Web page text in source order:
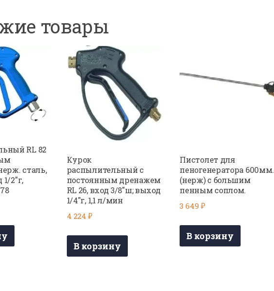
товары
RL 82
сталь,
1/2″г,
Курок
распылительный с
постоянным дренажем
RL 26, вход 3/8″ш; выход
1/4″г, 1,1 л/мин
4 224 ₽
В корзину
Пистолет для
пеногенератора 600мм.
(нерж) с большим
пенным соплом.
3 649₽
В корзину